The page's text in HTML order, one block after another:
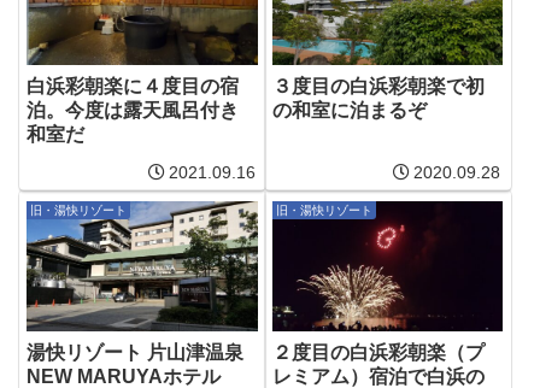
白浜彩朝楽に４度目の宿
泊。今度は露天風呂付き
和室だ
2021.09.16
３度目の白浜彩朝楽で初
の和室に泊まるぞ
2020.09.28
旧・湯快リゾート
湯快リゾート 片山津温泉
NEW MARUYAホテル
旧・湯快リゾート
２度目の白浜彩朝楽（プ
レミアム）宿泊で白浜の